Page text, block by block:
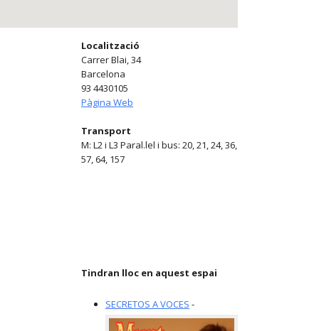
Localització
Carrer Blai, 34
Barcelona
93 4430105
Pàgina Web
Transport
M: L2 i L3 Paral.lel i bus: 20, 21, 24, 36,
57, 64, 157
Tindran lloc en aquest espai
SECRETOS A VOCES -